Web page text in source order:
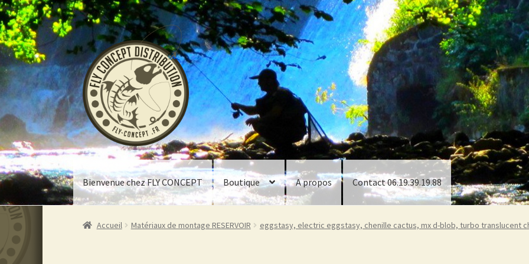
Aller
à
la
navigation
Aller
au
contenu
Bienvenue chez FLY CONCEPT Boutique A propos Contact 06.19.39.19.88
Accueil Matériaux de montage RESERVOIR eggstasy, electric eggstasy, chenille cactus, mx d-blob, turbo translucent